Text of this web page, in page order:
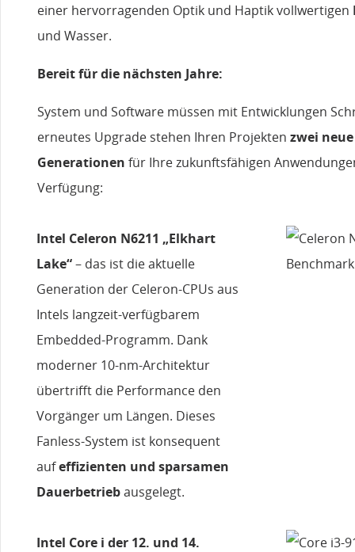
einer hervorragenden Optik und Haptik vollwertigen
und Wasser.
Bereit für die nächsten Jahre:
System und Software müssen mit Entwicklungen
erneutes Upgrade stehen Ihren Projekten zwei
Generationen für Ihre zukunftsfähigen
Verfügung:
Intel Celeron N6211 „Elkhart
Lake“– das ist die aktuelle
Generation der Celeron-CPUs aus
Intels langzeit-verfügbarem
Embedded-Programm. Dank
moderner 10-nm-Architektur
übertrifft die Performance den
Vorgänger um Längen. Dieses
Fanless-System ist konsequent
aufeffizienten und sparsamen
Dauerbetriebausgelegt.
Intel Core i der 12. und 14.